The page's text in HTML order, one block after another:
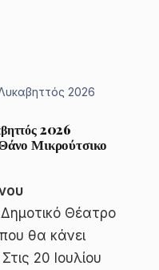
2026
2026
Μικρούτσικο
Θέατρο
θα κάνει
20 Ιουλίου